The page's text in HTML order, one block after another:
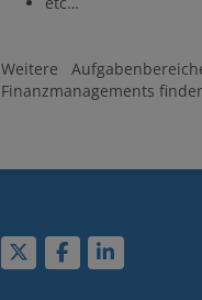
Weitere
Finanzmanagements